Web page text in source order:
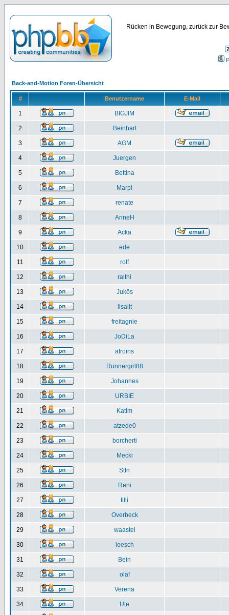
Rücken in Bewegung, zurück zur
Back-and-Motion Foren-Übersicht
# Benutzername E-Mail
1 BIGJIM
2 Beinhart
3 AGM
4 Juergen
5 Bettina
6 Marpi
7 renate
8 AnneH
9 Acka
10 ede
11 rolf
12 ralthi
13 Jukös
14 lisalit
15 freitagnie
16 JoDiLa
17 afroiris
18 Runnergirl88
19 Johannes
20 URBIE
21 Katim
22 atzede0
23 borcherti
24 Mecki
25 Stfn
26 Reni
27 tilli
28 Overbeck
29 waastel
30 loesch
31 Bein
32 olaf
33 Verena
34 Ute